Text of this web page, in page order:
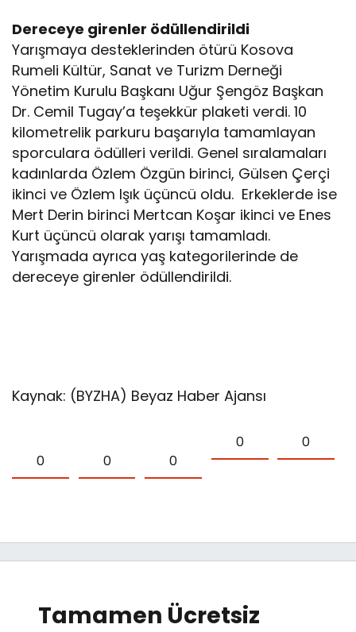
Dereceye girenler ödüllendirildi
Yarışmaya desteklerinden ötürü Kosova
Rumeli Kültür, Sanat ve Turizm Derneği
Yönetim Kurulu Başkanı Uğur Şengöz Başkan
Dr. Cemil Tugay’a teşekkür plaketi verdi. 10
kilometrelik parkuru başarıyla tamamlayan
sporculara ödülleri verildi. Genel sıralamaları
kadınlarda Özlem Özgün birinci, Gülsen Çerçi
ikinci ve Özlem Işık üçüncü oldu. Erkeklerde ise
Mert Derin birinci Mertcan Koşar ikinci ve Enes
Kurt üçüncü olarak yarışı tamamladı.
Yarışmada ayrıca yaş kategorilerinde de
dereceye girenler ödüllendirildi.
Kaynak: (BYZHA) Beyaz Haber Ajansı
0 0 0
0 0
Tamamen Ücretsiz